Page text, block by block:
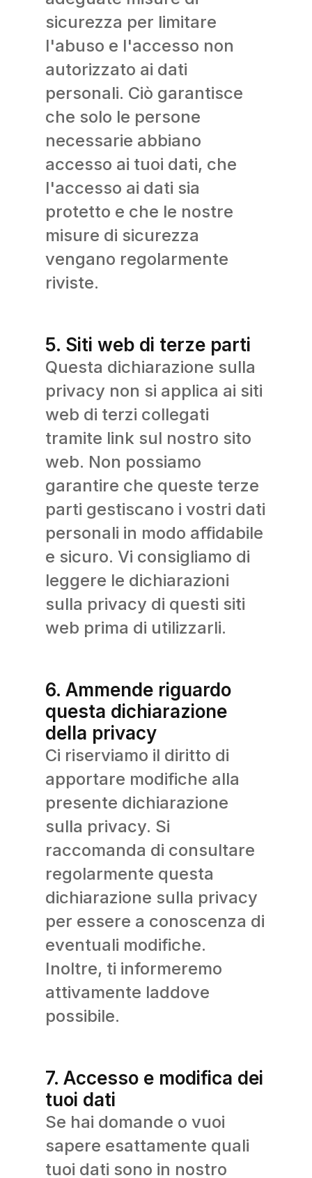
sicurezza per limitare
l'abuso e l'accesso non
autorizzato ai dati
personali. Ciò garantisce
che solo le persone
necessarie abbiano
accesso ai tuoi dati, che
l'accesso ai dati sia
protetto e che le nostre
misure di sicurezza
vengano regolarmente
riviste.
5. Siti web di terze parti
Questa dichiarazione sulla
privacy non si applica ai siti
web di terzi collegati
tramite link sul nostro sito
web. Non possiamo
garantire che queste terze
parti gestiscano i vostri dati
personali in modo affidabile
e sicuro. Vi consigliamo di
leggere le dichiarazioni
sulla privacy di questi siti
web prima di utilizzarli.
6. Ammende riguardo
questa dichiarazione
della privacy
Ci riserviamo il diritto di
apportare modifiche alla
presente dichiarazione
sulla privacy. Si
raccomanda di consultare
regolarmente questa
dichiarazione sulla privacy
per essere a conoscenza di
eventuali modifiche.
Inoltre, ti informeremo
attivamente laddove
possibile.
7. Accesso e modifica dei
tuoi dati
Se hai domande o vuoi
sapere esattamente quali
tuoi dati sono in nostro